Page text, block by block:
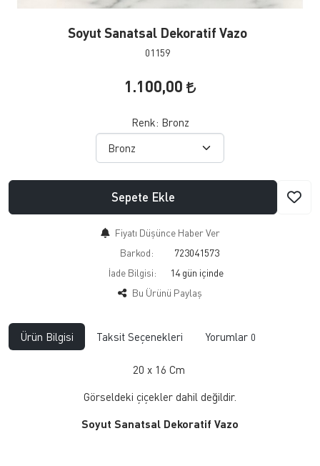
Soyut Sanatsal Dekoratif Vazo
01159
1.100,00
Renk: Bronz
Sepete Ekle
Fiyatı Düşünce Haber Ver
Barkod:
723041573
İade Bilgisi:
Bu Ürünü Paylaş
Ürün Bilgisi Taksit Seçenekleri Yorumlar 0
20 x 16 Cm
Görseldeki çiçekler dahil değildir.
Soyut Sanatsal Dekoratif Vazo